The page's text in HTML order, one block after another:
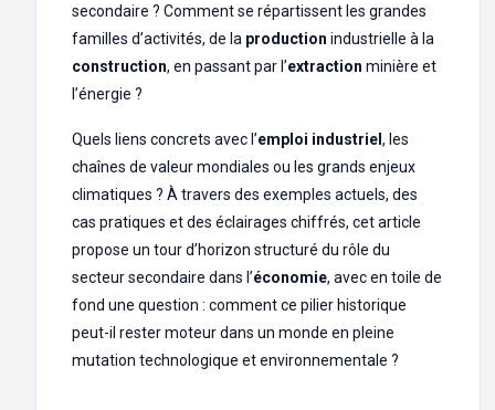
secondaire ? Comment se répartissent les grandes
familles d’activités, de la production industrielle à la
construction, en passant par l’extraction minière et
l’énergie ?
Quels liens concrets avec l’emploi industriel , les
chaînes de valeur mondiales ou les grands enjeux
climatiques ? À travers des exemples actuels, des
cas pratiques et des éclairages chiffrés, cet article
propose un tour d’horizon structuré du rôle du
secteur secondaire dans l’économie, avec en toile de
fond une question : comment ce pilier historique
peut-il rester moteur dans un monde en pleine
mutation technologique et environnementale ?